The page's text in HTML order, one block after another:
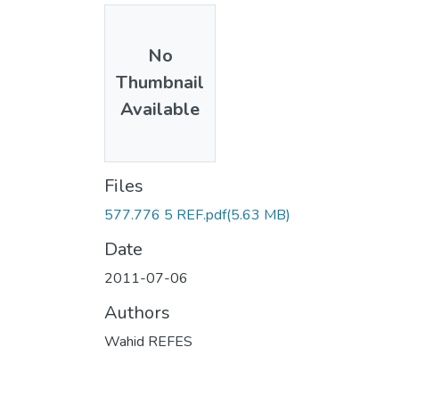
No
Thumbnail
Available
Files
577.776 5 REF.pdf(5.63 MB)
Date
2011-07-06
Authors
Wahid REFES